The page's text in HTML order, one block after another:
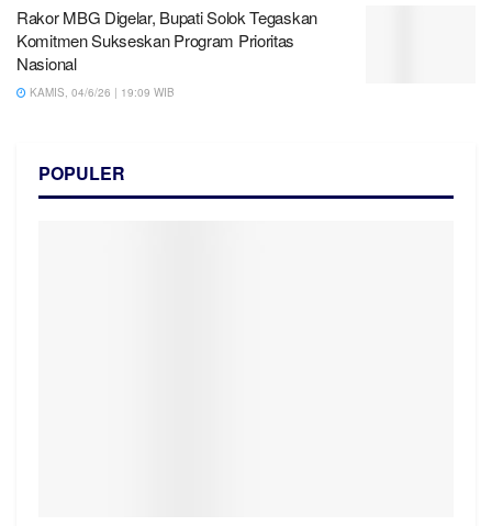
Rakor MBG Digelar, Bupati Solok Tegaskan
Komitmen Sukseskan Program Prioritas
Nasional
KAMIS, 04/6/26 | 19:09 WIB
POPULER